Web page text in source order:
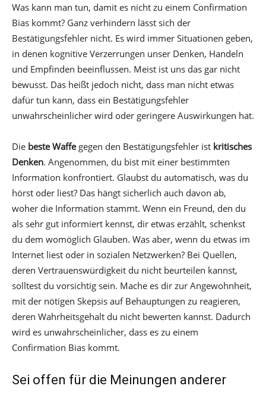
Was kann man tun, damit es nicht zu einem Confirmation
Bias kommt? Ganz verhindern lässt sich der
Bestätigungsfehler nicht. Es wird immer Situationen geben,
in denen kognitive Verzerrungen unser Denken, Handeln
und Empfinden beeinflussen. Meist ist uns das gar nicht
bewusst. Das heißt jedoch nicht, dass man nicht etwas
dafür tun kann, dass ein Bestätigungsfehler
unwahrscheinlicher wird oder geringere Auswirkungen hat.
Die beste Waffegegen den Bestätigungsfehler ist kritisches
Denken. Angenommen, du bist mit einer bestimmten
Information konfrontiert. Glaubst du automatisch, was du
hörst oder liest? Das hängt sicherlich auch davon ab,
woher die Information stammt. Wenn ein Freund, den du
als sehr gut informiert kennst, dir etwas erzählt, schenkst
du dem womöglich Glauben. Was aber, wenn du etwas im
Internet liest oder in sozialen Netzwerken? Bei Quellen,
deren Vertrauenswürdigkeit du nicht beurteilen kannst,
solltest du vorsichtig sein. Mache es dir zur Angewohnheit,
mit der nötigen Skepsis auf Behauptungen zu reagieren,
deren Wahrheitsgehalt du nicht bewerten kannst. Dadurch
wird es unwahrscheinlicher, dass es zu einem
Confirmation Bias kommt.
Sei offen für die Meinungen anderer